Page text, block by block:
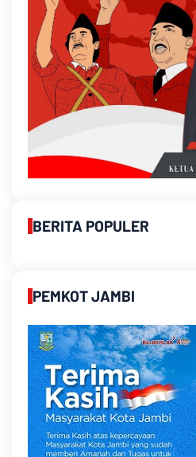
BERITA POPULER
PEMKOT JAMBI